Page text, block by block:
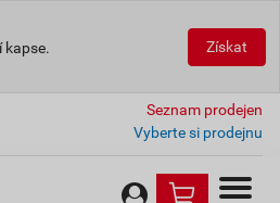
kapse.
Získat
Seznam prodejen
Vyberte si prodejnu